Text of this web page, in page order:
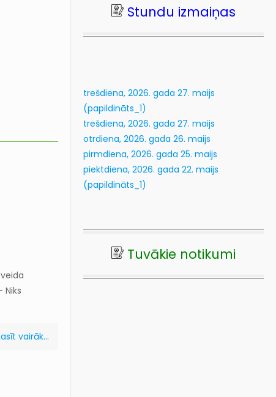
Lasīt vairāk...
Niks
vairāk...
Stundu izmaiņas
trešdiena, 2026. gada 27. maijs
(papildināts_1)
trešdiena, 2026. gada 27. maijs
otrdiena, 2026. gada 26. maijs
pirmdiena, 2026. gada 25. maijs
piektdiena, 2026. gada 22. maijs
(papildināts_1)
Tuvākie notikumi